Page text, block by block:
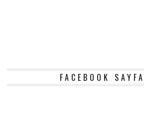
FACEBOOK